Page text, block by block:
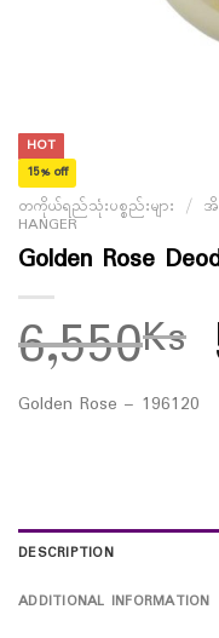
HOT
15% off
တကိုယ်ရည်သုံးပစ္စည်းများ / အိ
HANGER
Golden Rose
6,550Ks
Golden Rose – 196120
DESCRIPTION
ADDITIONAL INFORMATION